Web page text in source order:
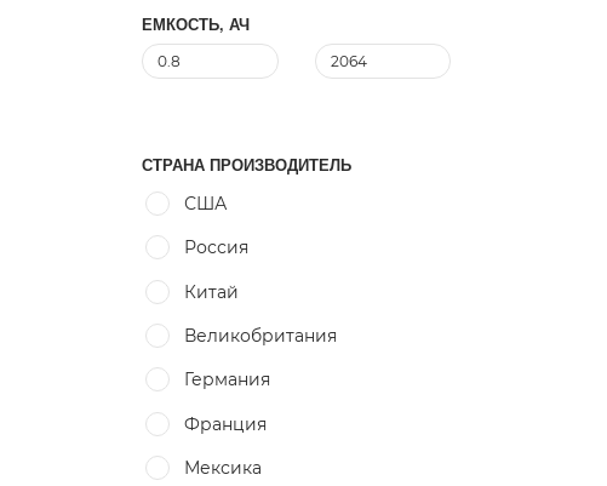
ЕМКОСТЬ, АЧ
СТРАНА ПРОИЗВОДИТЕЛЬ
США
Россия
Китай
Великобритания
Германия
Франция
Мексика